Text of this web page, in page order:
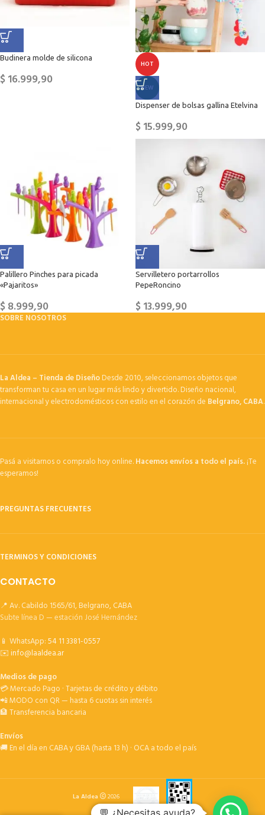
Budinera molde de silicona
$16.999,90
HOT
NEW
Dispenser de bolsas gallina Etelvina
$15.999,90
Palillero Pinches para picada
«Pajaritos»
$8.999,90
Servilletero portarrollos
PepeRoncino
$13.999,90
SOBRE NOSOTROS
La Aldea – Tienda de DiseñoDesde 2010, seleccionamos objetos que
transforman tu casa en un lugar más lindo y divertido. Diseño nacional,
internacional y electrodomésticos con estilo en el corazón de Belgrano, CABA.
Pasá a visitarnos o compralo hoy online.Hacemos envíos a todo el país.¡Te
esperamos!
PREGUNTAS FRECUENTES
TERMINOS Y CONDICIONES
CONTACTO
📍 Av. Cabildo 1565/61, Belgrano, CABA
Subte línea D — estación José Hernández
📱 WhatsApp:54 11 3381-0557
✉️info@laaldea.ar
Medios de pago
💳 Mercado Pago · Tarjetas de crédito y débito
📲 MODO con QR — hasta 6 cuotas sin interés
🏦 Transferencia bancaria
Envíos
🚚 En el día en CABA y GBA (hasta 13 h) · OCA a todo el país
La Aldea 2026
💬 ¿Necesitas ayuda?